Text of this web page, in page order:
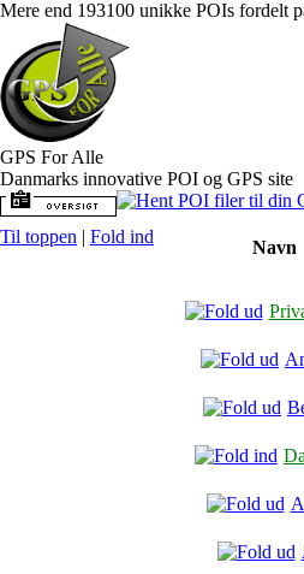
Mere end 193100 unikke POIs fordelt
GPS For Alle
Danmarks innovative POI og GPS site
Til toppen | Fold ind
Navn